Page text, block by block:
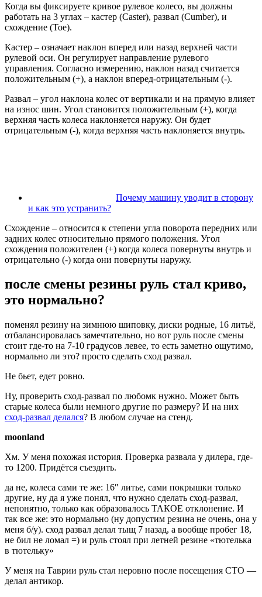
Когда вы фиксируете кривое рулевое колесо, вы должны
работать на 3 углах – кастер (Caster), развал (Сumber), и
схождение (Toe).
Кастер – означает наклон вперед или назад верхней части
рулевой оси. Он регулирует направление рулевого
управления. Согласно измерению, наклон назад считается
положительным (+), а наклон вперед-отрицательным (-).
Развал – угол наклона колес от вертикали и на прямую влияет
на износ шин. Угол становится положительным (+), когда
верхняя часть колеса наклоняется наружу. Он будет
отрицательным (-), когда верхняя часть наклоняется внутрь.
Почему машину уводит в сторону
и как это устранить?
Схождение – относится к степени угла поворота передних или
задних колес относительно прямого положения. Угол
схождения положителен (+) когда колеса повернуты внутрь и
отрицательно (-) когда они повернуты наружу.
после смены резины руль стал криво,
это нормально?
поменял резину на зимнюю шиповку, диски родные, 16 литьё,
отбалансировалась замечтательно, но вот руль после смены
стоит где-то на 7-10 градусов левее, то есть заметно ощутимо,
нормально ли это? просто сделать сход развал.
Не бьет, едет ровно.
Ну, проверить сход-развал по любомк нужно. Может быть
старые колеса были немного другие по размеру? И на них
сход-развал делался? В любом случае на стенд.
moonland
Хм. У меня похожая история. Проверка развала у дилера, где-
то 1200. Придётся съездить.
да не, колеса сами те же: 16″ литье, сами покрышки только
другие, ну да я уже понял, что нужно сделать сход-развал,
непонятно, только как образовалось ТАКОЕ отклонение. И
так все же: это нормально (ну допустим резина не очень, она у
меня б/у). сход развал делал тыщ 7 назад, а вообще пробег 18,
не бил не ломал =) и руль стоял при летней резине «тютелька
в тютельку»
У меня на Таврии руль стал неровно после посещения СТО —
делал антикор.